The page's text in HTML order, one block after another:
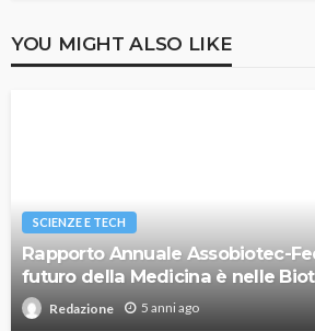
YOU MIGHT ALSO LIKE
SCIENZE E TECH
Rapporto Annuale Assobiotec-
futuro della Medicina è nelle
Redazione 5 anni ago